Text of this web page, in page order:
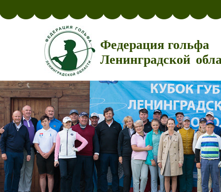
Федерация гольфа
Ленинградской